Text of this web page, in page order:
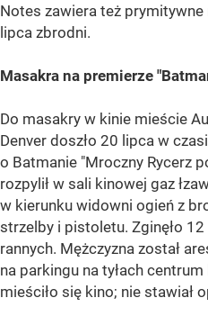
Notes zawiera też
lipca zbrodni.
Masakra na premierze
Do masakry w kinie mieście
Denver doszło 20 lipca w
o Batmanie "Mroczny Rycerz
rozpylił w sali kinowej gaz
w kierunku widowni ogień z
strzelby i pistoletu. Zginęło
rannych. Mężczyzna został
na parkingu na tyłach
mieściło się kino; nie stawiał